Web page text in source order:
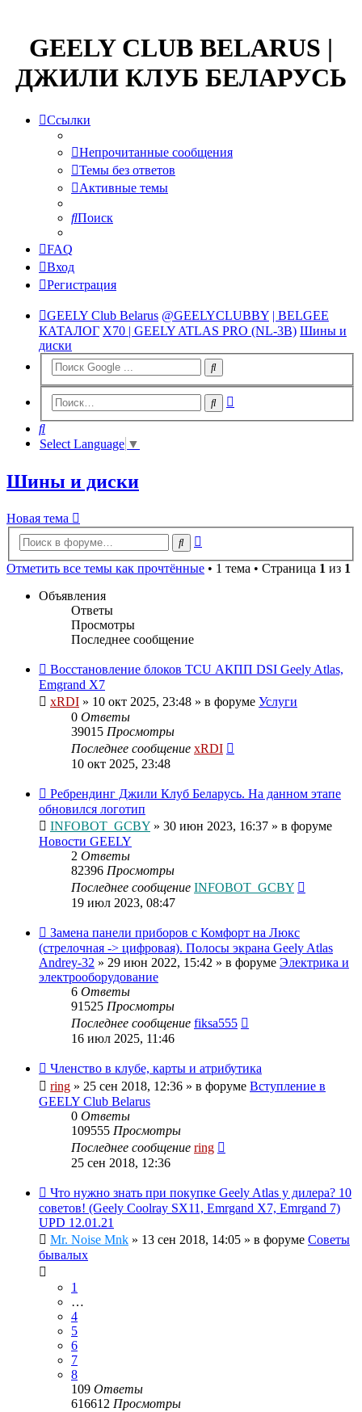
GEELY CLUB BELARUS |
ДЖИЛИ КЛУБ БЕЛАРУСЬ
Ссылки
Непрочитанные сообщения
Темы без ответов
Активные темы
Поиск
FAQ
Вход
Регистрация
GEELY Club Belarus @GEELYCLUBBY | BELGEE
КАТАЛОГ X70 | GEELY ATLAS PRO (NL-3B) Шины и
диски
Поиск
Поиск
Select Language ▼
Шины и диски
Новая тема
Поиск
Отметить все темы как прочтённые • 1 тема • Страница 1 из 1
Объявления
Ответы
Просмотры
Последнее сообщение
Восстановление блоков TCU АКПП DSI Geely Atlas,
Emgrand X7
xRDI » 10 окт 2025, 23:48 » в форуме Услуги
0 Ответы
39015 Просмотры
Последнее сообщение xRDI
10 окт 2025, 23:48
Ребрендинг Джили Клуб Беларусь. На данном этапе
обновился логотип
INFOBOT_GCBY » 30 июн 2023, 16:37 » в форуме
Новости GEELY
2 Ответы
82396 Просмотры
Последнее сообщение INFOBOT_GCBY
19 июл 2023, 08:47
Замена панели приборов с Комфорт на Люкс
(стрелочная -> цифровая). Полосы экрана Geely Atlas
Andrey-32 » 29 июн 2022, 15:42 » в форуме Электрика и
электрооборудование
6 Ответы
91525 Просмотры
Последнее сообщение fiksa555
16 июл 2025, 11:46
Членство в клубе, карты и атрибутика
ring » 25 сен 2018, 12:36 » в форуме Вступление в
GEELY Club Belarus
0 Ответы
109555 Просмотры
Последнее сообщение ring
25 сен 2018, 12:36
Что нужно знать при покупке Geely Atlas у дилера? 10
советов! (Geely Coolray SX11, Emrgand X7, Emrgand 7)
UPD 12.01.21
Mr. Noise Mnk » 13 сен 2018, 14:05 » в форуме Советы
бывалых
1
…
4
5
6
7
8
109 Ответы
616612 Просмотры